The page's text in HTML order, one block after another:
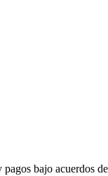
bajo acuerdos